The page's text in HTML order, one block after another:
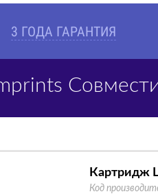
3 ГОДА ГАРАНТИЯ
Картридж
Код